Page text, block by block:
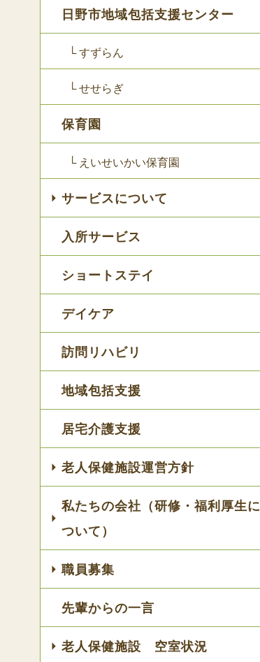
日野市地域包括支援センター
└ すずらん
└ せせらぎ
保育園
└ えいせいかい保育園
サービスについて
入所サービス
ショートステイ
デイケア
訪問リハビリ
地域包括支援
居宅介護支援
老人保健施設運営方針
私たちの会社（研修・福利厚生に
ついて）
職員募集
先輩からの一言
老人保健施設 空室状況